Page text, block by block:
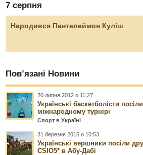
7 серпня
Народився Пантелеймон Куліш
Пов’язані Новини
20 липня 2012 о 11:27
Українські баскетболісти
міжнародному турнірі
Спорт в Україні
31 березня 2015 о 10:53
Українські вершники посіли
CSIO5* в Абу-Дабі